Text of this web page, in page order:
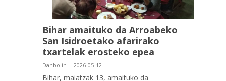
Bihar amaituko da Arroabeko
San Isidroetako afarirako
txartelak erosteko epea
Danbolin— 2026-05-12
Bihar, maiatzak 13, amaituko da